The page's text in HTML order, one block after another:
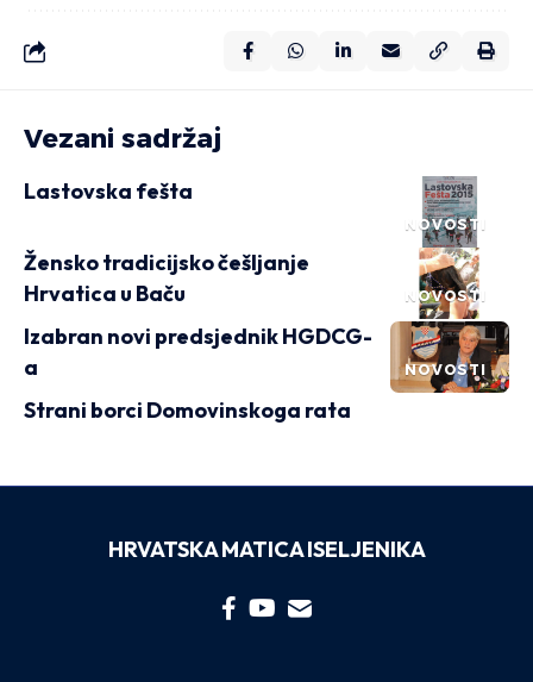
Vezani sadržaj
NOVOSTI
Lastovska fešta
NOVOSTI
Žensko tradicijsko češljanje
Hrvatica u Baču
NOVOSTI
Izabran novi predsjednik HGDCG-
a
Strani borci Domovinskoga rata
HRVATSKA MATICA ISELJENIKA